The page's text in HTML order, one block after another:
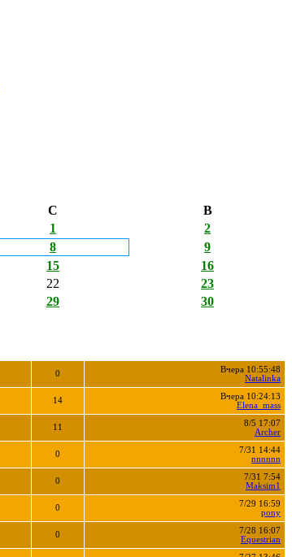
С
В
1
2
8
9
15
16
22
23
29
30
0
Вчера 10:55:48
Natalinka
14
Вчера 10:24:13
Elena_mass
11
8/5 17:07
Archer
0
7/31 14:44
nnnnnn
0
7/31 7:54
Maksim1
0
7/29 16:59
pony
0
7/28 16:07
Equestrian